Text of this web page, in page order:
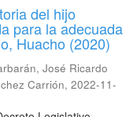
del hijo
para la adecuada
Huacho (2020)
José Ricardo
Carrión, 2022-11-